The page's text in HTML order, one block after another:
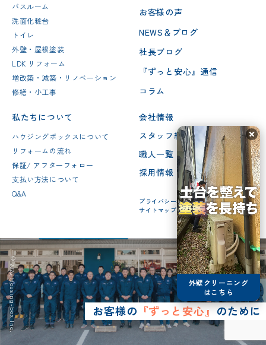
バスルーム
洗面化粧台
トイレ
外壁・屋根塗装
LDK リフォーム
増改築・減築・リノベーション
修繕・小工事
お客様の声
NEWS＆ブログ
社長ブログ
『ずっと安心』通信
コラム
私たちについて
ハウジングボックスについて
リフォームの流れ
保証/ アフターフォロー
支払い方法について
Q&A
会社情報
スタッフ紹介
職人一覧
採用情報
プライバシーポリシー
サイトマップ
お客様の 『ずっと安心』のために
© 2026 Housing-box Inc.
外壁クリーニング
はこちら